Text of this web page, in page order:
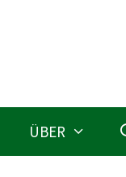
ÜBER